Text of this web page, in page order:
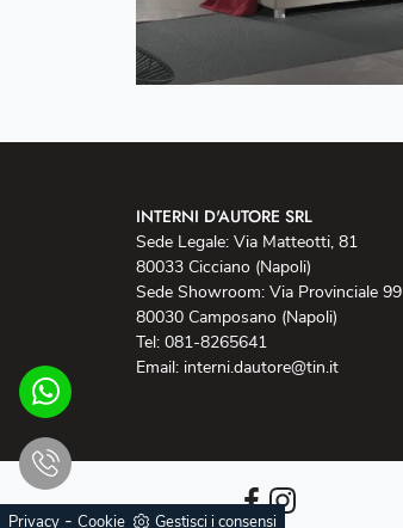
INTERNI D'AUTORE SRL
Sede Legale: Via Matteotti, 81
80033 Cicciano (Napoli)
Sede Showroom: Via Provinciale 99
80030 Camposano (Napoli)
Tel: 081-8265641
Email: interni.dautore@tin.it
Privacy - Cookie Gestisci i consensi